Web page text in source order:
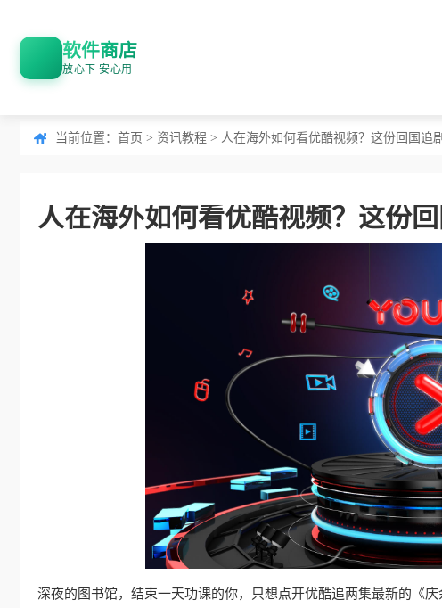
软件商店
放心下 安心用
当前位置： 首页 > 资讯教程 > 人在海外如何看优酷视频？这份回国追
人在海外如何看优酷视频？这份
深夜的图书馆，结束一天功课的你，只想点开优酷追两集最新的《